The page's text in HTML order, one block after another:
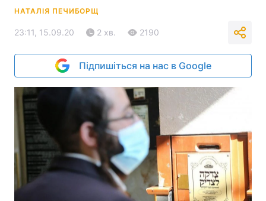
НАТАЛІЯ ПЕЧИБОРЩ
23:11, 15.09.20 2 хв. 2190
Підпишіться на нас в Google